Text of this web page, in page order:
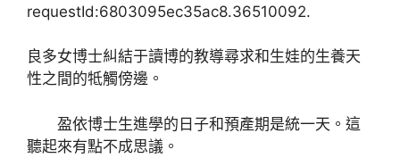
requestId:6803095ec35ac8.36510092.
良多女博士糾結于讀博的教導尋求和生娃的生養天
性之間的牴觸傍邊。
盈依博士生進學的日子和預產期是統一天。這
聽起來有點不成思議。